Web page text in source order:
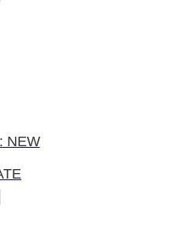
NEW